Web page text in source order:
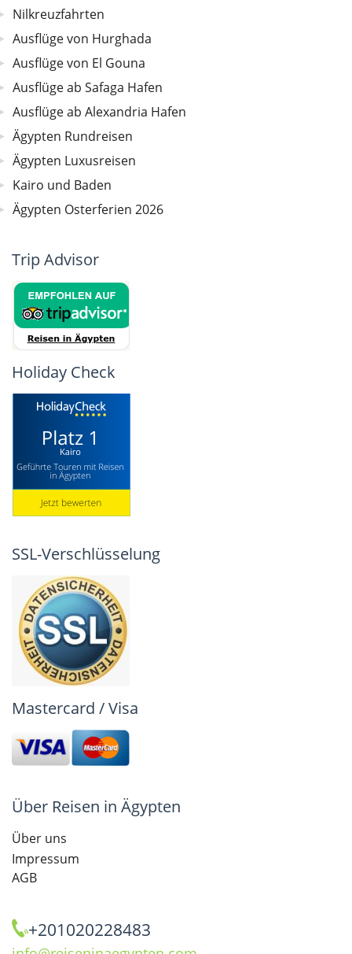
Nilkreuzfahrten
Ausflüge von Hurghada
Ausflüge von El Gouna
Ausflüge ab Safaga Hafen
Ausflüge ab Alexandria Hafen
Ägypten Rundreisen
Ägypten Luxusreisen
Kairo und Baden
Ägypten Osterferien 2026
Trip Advisor
Holiday Check
SSL-Verschlüsselung
Mastercard / Visa
Über Reisen in Ägypten
Über uns
Impressum
AGB
+201020228483